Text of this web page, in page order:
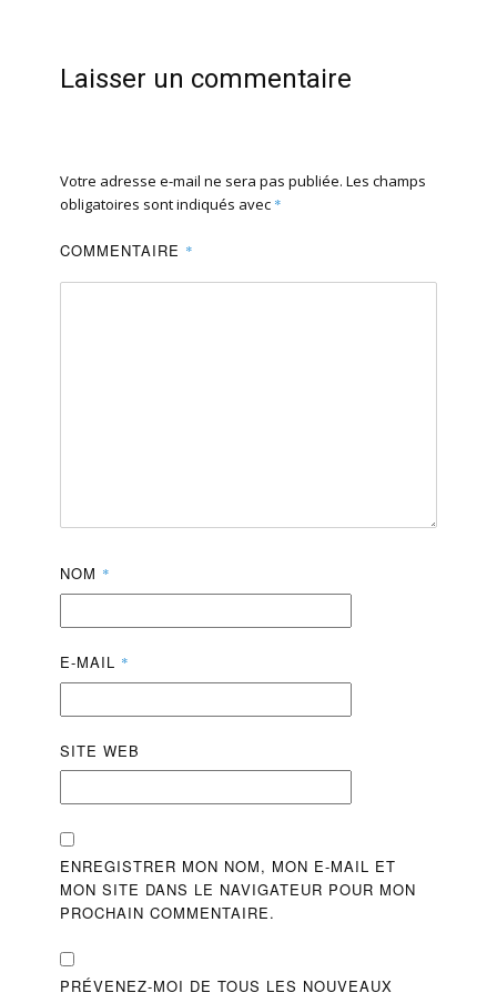
Laisser un commentaire
Votre adresse e-mail ne sera pas publiée. Les champs
obligatoires sont indiqués avec *
COMMENTAIRE *
NOM *
E-MAIL *
SITE WEB
ENREGISTRER MON NOM, MON E-MAIL ET
MON SITE DANS LE NAVIGATEUR POUR MON
PROCHAIN COMMENTAIRE.
PRÉVENEZ-MOI DE TOUS LES NOUVEAUX